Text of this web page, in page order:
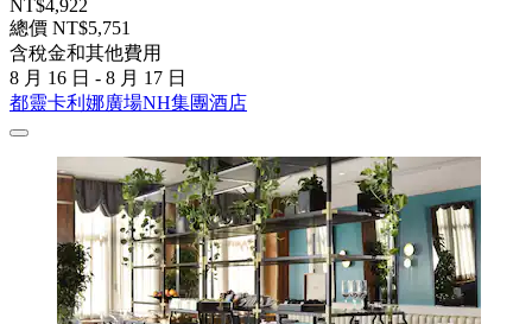
NT$4,922
總價 NT$5,751
含稅金和其他費用
8 月 16 日 - 8 月 17 日
都靈卡利娜廣場NH集團酒店